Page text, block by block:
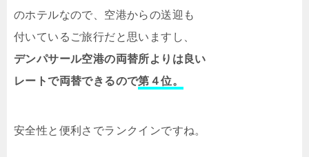
のホテルなので、空港からの送迎も
付いているご旅行だと思いますし、
デンパサール空港の両替所よりは良い
レートで両替できるので第４位。
安全性と便利さでランクインですね。